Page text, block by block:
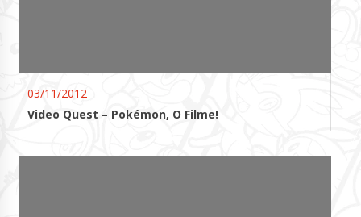
03/11/2012
Video Quest – Pokémon, O Filme!